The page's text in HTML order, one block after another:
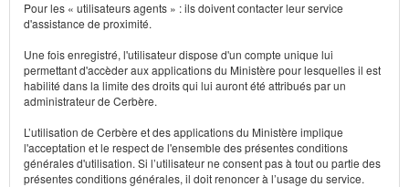
Pour les « utilisateurs agents » : ils doivent contacter leur service
d'assistance de proximité.
Une fois enregistré, l'utilisateur dispose d'un compte unique lui
permettant d'accèder aux applications du Ministère pour lesquelles il est
habilité dans la limite des droits qui lui auront été attribués par un
administrateur de Cerbère.
L’utilisation de Cerbère et des applications du Ministère implique
l'acceptation et le respect de l'ensemble des présentes conditions
générales d'utilisation. Si l’utilisateur ne consent pas à tout ou partie des
présentes conditions générales, il doit renoncer à l’usage du service.